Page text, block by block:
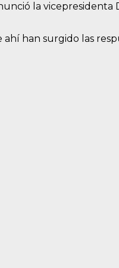
la
han surgido las